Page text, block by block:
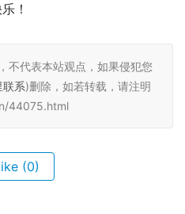
！
不代表本站观点，如果侵犯您
联系)删除，如若转载，请注明
44075.html
(0)